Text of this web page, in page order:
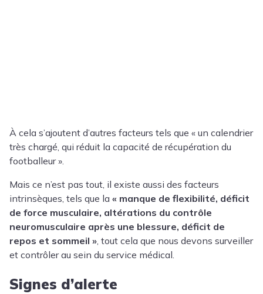
À cela s’ajoutent d’autres facteurs tels que « un calendrier
très chargé, qui réduit la capacité de récupération du
footballeur ».
Mais ce n’est pas tout, il existe aussi des facteurs
intrinsèques, tels que la « manque de flexibilité, déficit
de force musculaire, altérations du contrôle
neuromusculaire après une blessure, déficit de
repos et sommeil », tout cela que nous devons surveiller
et contrôler au sein du service médical.
Signes d’alerte